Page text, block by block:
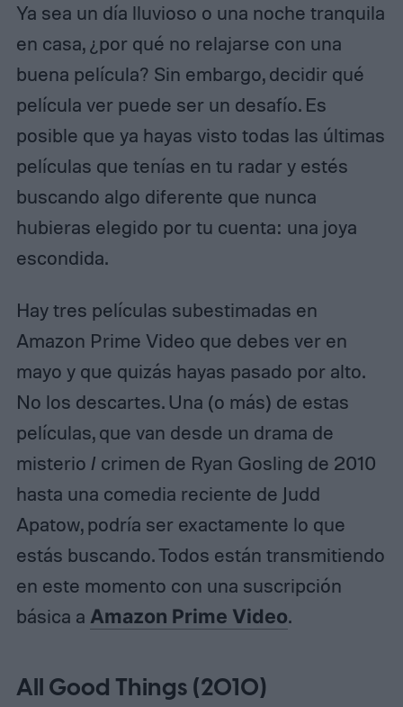
Ya sea un día lluvioso o una noche tranquila
en casa, ¿por qué no relajarse con una
buena película? Sin embargo, decidir qué
película ver puede ser un desafío. Es
posible que ya hayas visto todas las últimas
películas que tenías en tu radar y estés
buscando algo diferente que nunca
hubieras elegido por tu cuenta: una joya
escondida.
Hay tres películas subestimadas en
Amazon Prime Video que debes ver en
mayo y que quizás hayas pasado por alto.
No los descartes. Una (o más) de estas
películas, que van desde un drama de
misterio / crimen de Ryan Gosling de 2010
hasta una comedia reciente de Judd
Apatow, podría ser exactamente lo que
estás buscando. Todos están transmitiendo
en este momento con una suscripción
básica a Amazon Prime Video.
All Good Things (2010)